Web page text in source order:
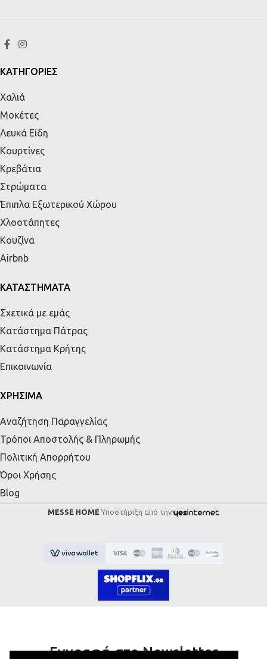
ΚΑΤΗΓΟΡΙΕΣ
Χαλιά
Μοκέτες
Λευκά Είδη
Κουρτίνες
Κρεβάτια
Στρώματα
Έπιπλα Εξωτερικού Χώρου
Χλοοτάπητες
Κουζίνα
Airbnb
ΚΑΤΑΣΤΗΜΑΤΑ
Σχετικά με εμάς
Κατάστημα Πάτρας
Κατάστημα Κρήτης
Επικοινωνία
ΧΡΗΣΙΜΑ
Αναζήτηση Παραγγελίας
Τρόποι Αποστολής & Πληρωμής
Πολιτική Απορρήτου
Όροι Χρήσης
Blog
MESSE HOME Υποστήριξη από την
Εγγραφή στο Newsletter